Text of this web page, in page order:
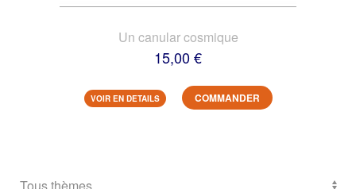
Un canular cosmique
15,00 €
VOIR EN DETAILS COMMANDER